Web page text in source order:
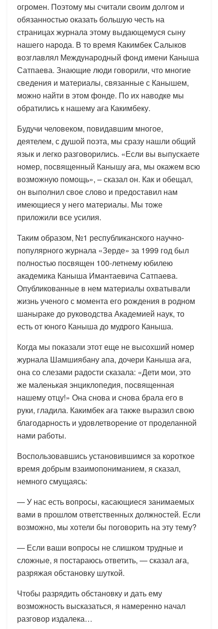
огромен. Поэтому мы считали своим долгом и
обязанностью оказать большую честь на
страницах журнала этому выдающемуся сыну
нашего народа. В то время Какимбек Салыков
возглавлял Международный фонд имени Каныша
Сатпаева. Знающие люди говорили, что многие
сведения и материалы, связанные с Канышем,
можно найти в этом фонде. По их наводке мы
обратились к нашему аға Какимбеку.
Будучи человеком, повидавшим многое,
деятелем, с душой поэта, мы сразу нашли общий
язык и легко разговорились. «Если вы выпускаете
номер, посвященный Канышу аға, мы окажем всю
возможную помощь», – сказал он. Как и обещал,
он выполнил свое слово и предоставил нам
имеющиеся у него материалы. Мы тоже
приложили все усилия.
Таким образом, №1 республиканского научно-
популярного журнала «Зерде» за 1999 год был
полностью посвящен 100-летнему юбилею
академика Каныша Имантаевича Сатпаева.
Опубликованные в нем материалы охватывали
жизнь ученого с момента его рождения в родном
шаныраке до руководства Академией наук, то
есть от юного Каныша до мудрого Каныша.
Когда мы показали этот еще не высохший номер
журнала Шамшиябану апа, дочери Каныша аға,
она со слезами радости сказала: «Дети мои, это
же маленькая энциклопедия, посвященная
нашему отцу!» Она снова и снова брала его в
руки, гладила. Какимбек аға также выразил свою
благодарность и удовлетворение от проделанной
нами работы.
Воспользовавшись установившимся за короткое
время добрым взаимопониманием, я сказал,
немного смущаясь:
— У нас есть вопросы, касающиеся занимаемых
вами в прошлом ответственных должностей. Если
возможно, мы хотели бы поговорить на эту тему?
— Если ваши вопросы не слишком трудные и
сложные, я постараюсь ответить, — сказал аға,
разряжая обстановку шуткой.
Чтобы разрядить обстановку и дать ему
возможность высказаться, я намеренно начал
разговор издалека…